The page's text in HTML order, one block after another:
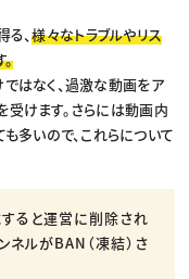
る、様々なトラブルやリス
はなく、過激な動画をア
受けます。さらには動画内
多いので、これらについて
ると運営に削除され
ネルがBAN（凍結）さ